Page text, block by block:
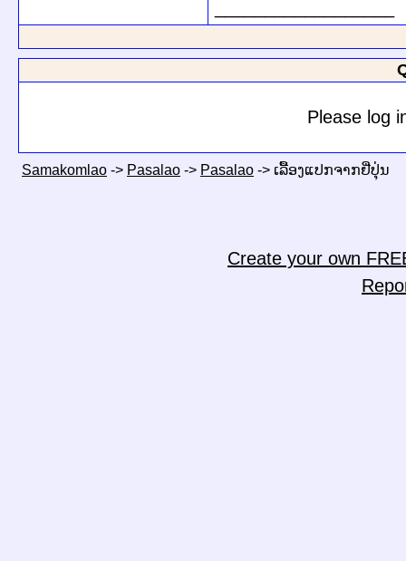
Please log
Samakomlao -> Pasalao -> Pasalao -> ເລື້ອງແປກຈາກຢີ່ປຸ່ນ
Create your own